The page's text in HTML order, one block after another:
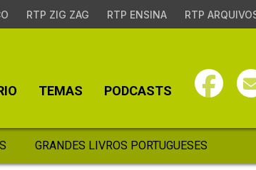
RTP ZIG ZAG RTP ENSINA RTP
TEMAS PODCASTS
GRANDES LIVROS PORTUGUESES